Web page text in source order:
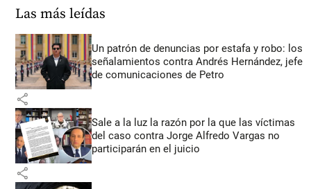
Las más leídas
Un patrón de denuncias por estafa y robo: los
señalamientos contra Andrés Hernández, jefe
de comunicaciones de Petro
share
Sale a la luz la razón por la que las víctimas
del caso contra Jorge Alfredo Vargas no
participarán en el juicio
share